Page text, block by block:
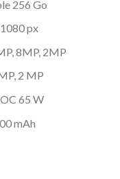
256 Go
px
8MP, 2MP
2 MP
65 W
mAh